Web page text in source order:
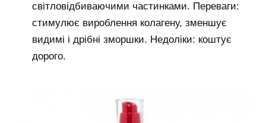
світловідбиваючими частинками. Переваги:
стимулює вироблення колагену, зменшує
видимі і дрібні зморшки. Недоліки: коштує
дорого.